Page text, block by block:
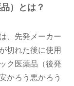
）とは？
、先発メーカー
切れた後に使用
ク医薬品（後発
かろう悪かろう